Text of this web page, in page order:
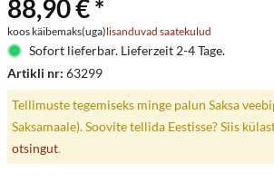
88,90 € *
koos käibemaks(uga)lisanduvad saatekulud
Sofort lieferbar. Lieferzeit 2-4 Tage.
Artikli nr: 63299
Tellimuste tegemiseks minge palun Saksa
Saksamaale). Soovite tellida Eestisse? Siis
otsingut.